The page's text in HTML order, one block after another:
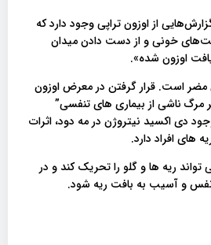
سال 2005، «گزارش‌هایی از اوزون تراپی وجود دارد که
خونی و از دست دادن میدان
اوزون‌ شده».
مضر است. قرار گرفتن در معرض اوزون
مرگ ناشی از بیماری های تنفسی”
دی اکسید نیتروژن در مه دود، اثرات
های افراد دارد.
ریه ها و گلو را تحریک کند و در
و آسیب به بافت ریه شود.